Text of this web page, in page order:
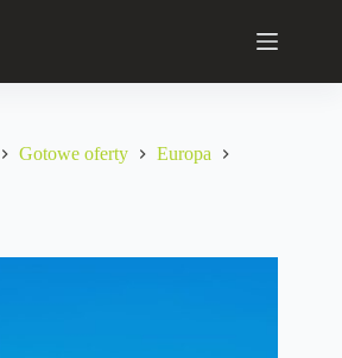
Gotowe oferty
Europa